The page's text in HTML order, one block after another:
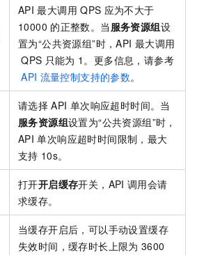
API 最大调用 QPS 应为不大于
10000 的正整数。当 服务资源组设
置为“公共资源组”时，API 最大调用
QPS 只能为 1。更多信息，请参考
API 流量控制支持的参数。
请选择 API 单次响应超时时间。当
服务资源组设置为“公共资源组”时，
API 单次响应超时时间限制，最大
支持 10s。
打开开启缓存开关，API 调用会请
求缓存。
当缓存开启后，可以手动设置缓存
失效时间，缓存时长上限为 3600